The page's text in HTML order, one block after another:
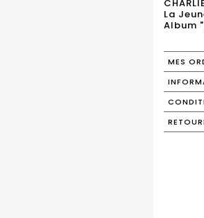
La
Album
MES